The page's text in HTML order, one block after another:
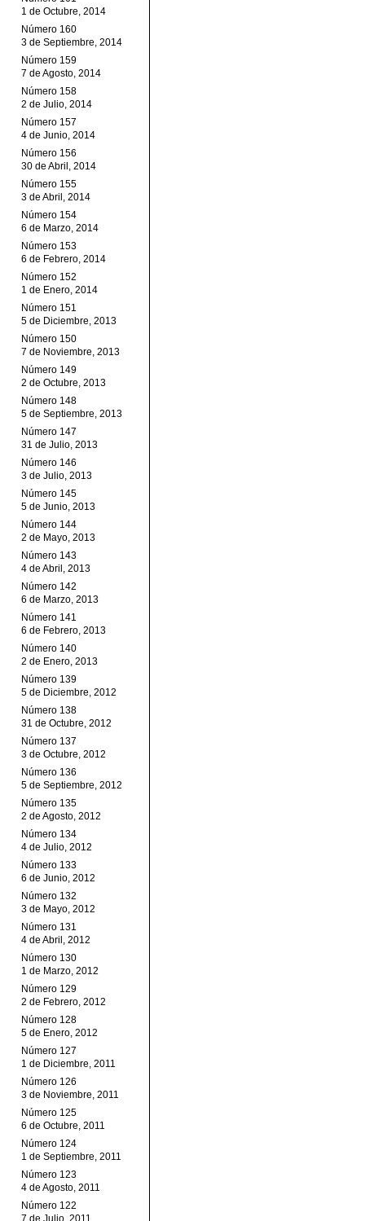
1 de Octubre, 2014
Número 160
3 de Septiembre, 2014
Número 159
7 de Agosto, 2014
Número 158
2 de Julio, 2014
Número 157
4 de Junio, 2014
Número 156
30 de Abril, 2014
Número 155
3 de Abril, 2014
Número 154
6 de Marzo, 2014
Número 153
6 de Febrero, 2014
Número 152
1 de Enero, 2014
Número 151
5 de Diciembre, 2013
Número 150
7 de Noviembre, 2013
Número 149
2 de Octubre, 2013
Número 148
5 de Septiembre, 2013
Número 147
31 de Julio, 2013
Número 146
3 de Julio, 2013
Número 145
5 de Junio, 2013
Número 144
2 de Mayo, 2013
Número 143
4 de Abril, 2013
Número 142
6 de Marzo, 2013
Número 141
6 de Febrero, 2013
Número 140
2 de Enero, 2013
Número 139
5 de Diciembre, 2012
Número 138
31 de Octubre, 2012
Número 137
3 de Octubre, 2012
Número 136
5 de Septiembre, 2012
Número 135
2 de Agosto, 2012
Número 134
4 de Julio, 2012
Número 133
6 de Junio, 2012
Número 132
3 de Mayo, 2012
Número 131
4 de Abril, 2012
Número 130
1 de Marzo, 2012
Número 129
2 de Febrero, 2012
Número 128
5 de Enero, 2012
Número 127
1 de Diciembre, 2011
Número 126
3 de Noviembre, 2011
Número 125
6 de Octubre, 2011
Número 124
1 de Septiembre, 2011
Número 123
4 de Agosto, 2011
Número 122
7 de Julio, 2011